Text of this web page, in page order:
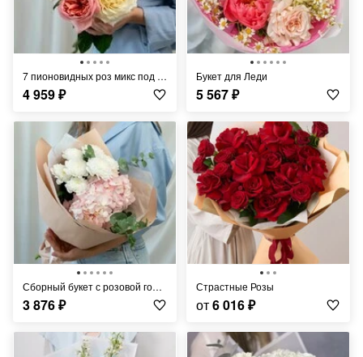
7 пионовидных роз микс под ленту
4 959₽
Букет для Леди
5 567₽
Сборный букет с розовой гортензией
3 876₽
Страстные Розы
от6 016₽